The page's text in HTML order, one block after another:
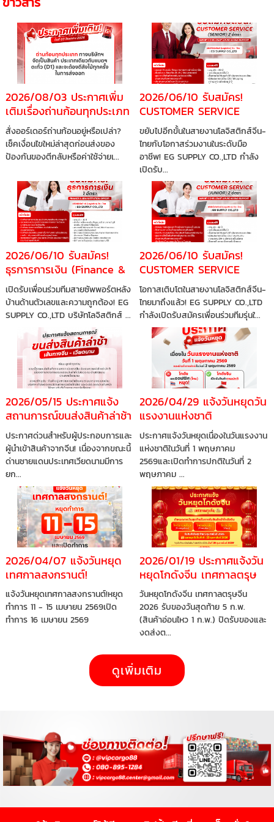
2026/08/03 ประกาศเพิ่ม
เติมเรื่องถ่านก้อนทุกประเภท
สั่งออร์เดอร์ถ่านก้อนอยู่หรือเปล่า?
เช็คเงื่อนไขใหม่ล่าสุดก่อนส่งของ
ป้องกันของตีกลับหรือค่าใช้จ่ายเ...
2026/06/10 รับสมัคร!
CUSTOMER SERVICE
(SENIOR) 2 อัตรา
ขยับไปอีกขั้นในสายงานโลจิสติกส์จีน-
ไทยกับโอกาสร่วมงานในระดับมือ
อาชีพ! EG SUPPLY CO.,LTD กำลัง
เปิดรับ...
2026/06/10 รับสมัคร!
ธุรการการเงิน (Finance &
Administration Officer) 1
อัตรา
เปิดรับเพื่อนร่วมทีมสายซัพพอร์ตหลัง
บ้านด้านตัวเลขและความถูกต้อง! EG
SUPPLY CO.,LTD บริษัทโลจิสติกส์ ...
2026/06/10 รับสมัคร!
CUSTOMER SERVICE
(JUNIOR) 2 อัตรา
โอกาสเติบโตในสายงานโลจิสติกส์จีน-
ไทยมาถึงแล้ว! EG SUPPLY CO.,LTD
กำลังเปิดรับสมัครเพื่อนร่วมทีมรุ่นใ...
2026/05/15 ประกาศแจ้ง
สถานการณ์ขนส่งสินค้าล่าช้า
(เส้นทางจีน - เวียดนาม)
ประกาศด่วนสำหรับผู้ประกอบการและ
ผู้นำเข้าสินค้าจากจีน! เนื่องจากขณะนี้
ด่านชายแดนประเทศเวียดนามมีการ
ยก...
2026/04/29 แจ้งวันหยุดวัน
แรงงานแห่งชาติ
ประกาศแจ้งวันหยุดเนื่องในวันแรงงาน
แห่งชาติในวันที่ 1 พฤษภาคม
2569และเปิดทำการปกติในวันที่ 2
พฤษภาคม ...
2026/04/07 แจ้งวันหยุด
เทศกาลสงกรานต์!
แจ้งวันหยุดเทศกาลสงกรานต์!หยุด
ทำการ 11 - 15 เมษายน 2569เปิด
ทำการ 16 เมษายน 2569
2026/01/19 ประกาศแจ้งวัน
หยุดโกดังจีน เทศกาลตรุษ
จีน 2026
วันหยุดโกดังจีน เทศกาลตรุษจีน
2026 รับของวันสุดท้าย 5 ก.พ.
(สินค้าอ่อนไหว 1 ก.พ.) ปิดรับของและ
งดส่งต...
ดูเพิ่มเติม